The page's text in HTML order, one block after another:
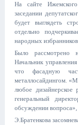
На сайте
заседании
будет выглядеть
отдельно
народных
Было рассмотрено
Начальник
что фасадную
металлосайдингом.
любое дизайнерское
генеральный
обсуждении
Э.Братенкова